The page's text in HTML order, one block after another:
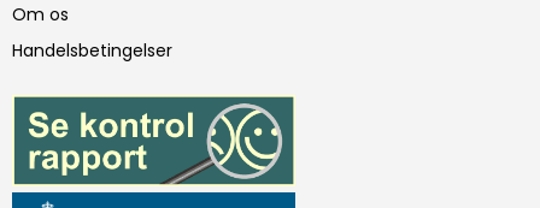
Om os
Handelsbetingelser